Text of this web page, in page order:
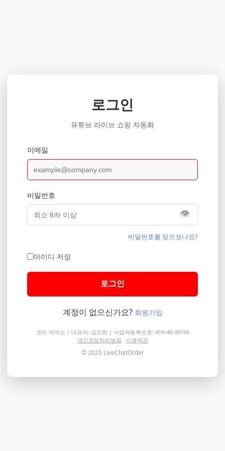
로그인
유튜브 라이브 쇼핑 자동화
이메일
비밀번호
👁️
비밀번호를 잊으셨나요?
아이디 저장
로그인
계정이 없으신가요? 회원가입
코드 제작소 | 대표자: 김요한 | 사업자등록번호: 419-48-00166
개인정보처리방침 · 이용약관
© 2025 LiveChatOrder